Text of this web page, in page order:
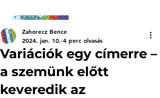
Variációk egy címerre –
a szemünk előtt
keveredik az
Zahorecz Bence
2024. jan. 10. 4 perc olvasás